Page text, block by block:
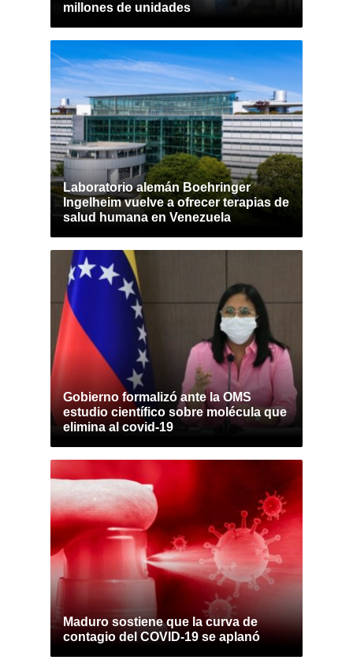
millones de unidades
Laboratorio alemán Boehringer
Ingelheim vuelve a ofrecer terapias de
salud humana en Venezuela
Gobierno formalizó ante la OMS
estudio científico sobre molécula que
elimina al covid-19
Maduro sostiene que la curva de
contagio del COVID-19 se aplanó